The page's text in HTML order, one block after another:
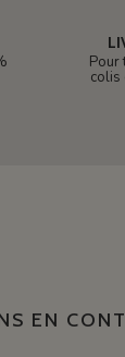
Pour
colis
EN